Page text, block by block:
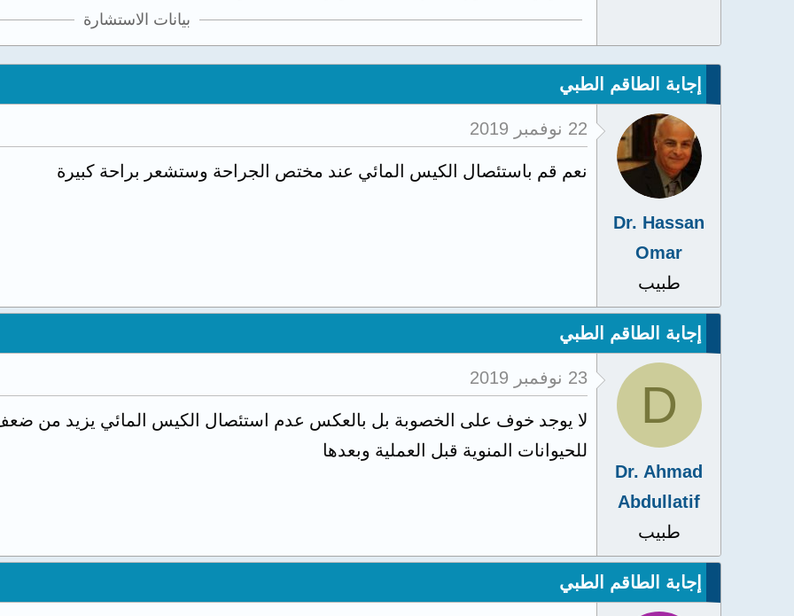
بيانات الاستشارة
إجابة الطاقم الطبي
Dr. Hassan
Omar
طبيب
22 نوفمبر 2019
نعم قم باستئصال الكيس المائي عند مختص الجراحة وستشعر براحة كبيرة
إجابة الطاقم الطبي
D
Dr. Ahmad
Abdullatif
طبيب
23 نوفمبر 2019
لا يوجد خوف على الخصوبة بل بالعكس عدم استئصال الكيس المائي يزيد من ضعف
للحيوانات المنوية قبل العملية وبعدها
إجابة الطاقم الطبي